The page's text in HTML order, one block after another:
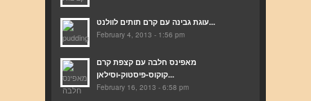
עוגת גבינה עם קרם תותים לוולנט...
February 4, 2013 - 1:56 pm
מאפינס חלבה עם קצפת קרם
קוקוס-פיסטוק-וסילאן...
February 16, 2013 - 6:58 pm